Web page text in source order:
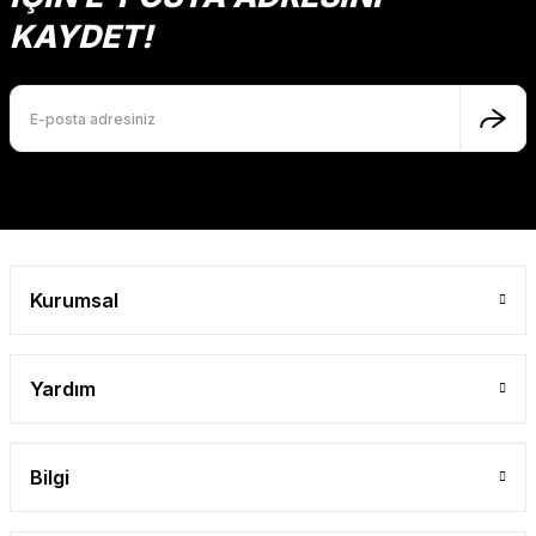
Ürün açıklamasında eksik bilgiler bulunuyor.
Ürün fiyatı diğer sitelerden daha pahalı.
Bu ürüne benzer farklı alternatifler olmalı.
KAYDET!
Kurumsal
Yardım
Bilgi